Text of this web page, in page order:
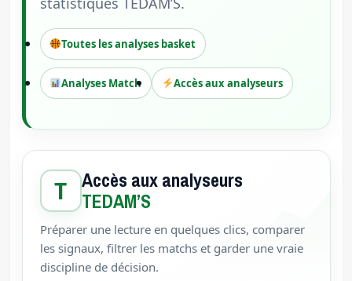
Toutes les analyses basket
Analyses Match Accès aux analyseurs
T Accès aux analyseurs
TEDAM’S
Préparer une lecture en quelques clics, comparer
les signaux, filtrer les matchs et garder une vraie
discipline de décision.